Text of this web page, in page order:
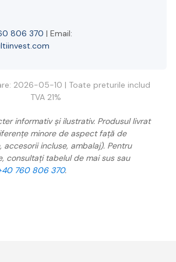
806 370 | Email:
2026-05-10 | Toate preturile includ
TVA 21%
informativ și ilustrativ. Produsul livrat
minore de aspect față de
accesorii incluse, ambalaj). Pentru
consultați tabelul de mai sus sau
760 806 370.